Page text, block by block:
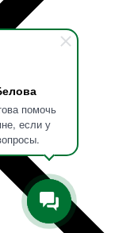
помочь
если у